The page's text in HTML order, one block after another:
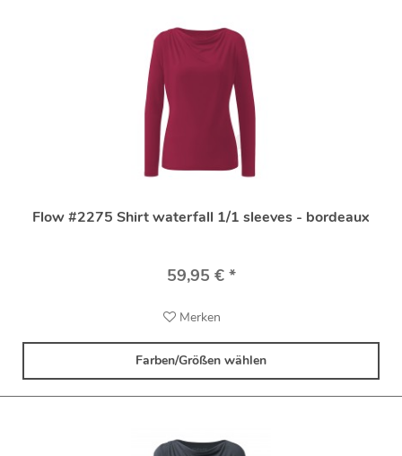
Flow #2275 Shirt waterfall 1/1 sleeves - bordeaux
59,95 € *
Merken
Farben/Größen wählen